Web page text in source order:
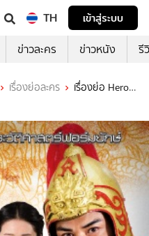
TH
เข้าสู่ระบบ
ข่าวละคร ข่าวหนัง รี
เรื่องย่อละคร
เรื่องย่อ Hero